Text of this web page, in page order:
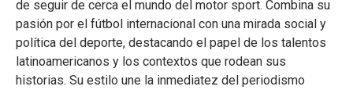
de seguir de cerca el mundo del motor sport. Combina su
pasión por el fútbol internacional con una mirada social y
política del deporte, destacando el papel de los talentos
latinoamericanos y los contextos que rodean sus
historias. Su estilo une la inmediatez del periodismo